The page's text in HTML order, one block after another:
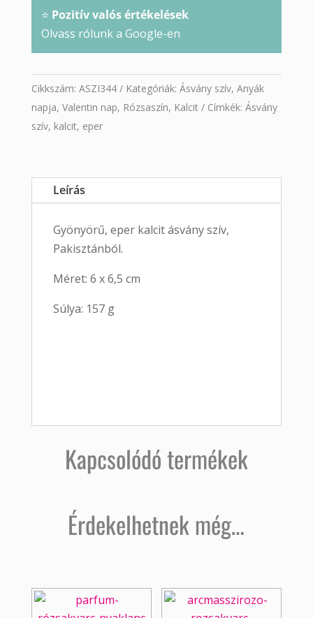
⭐ Pozitív valós értékelések
Olvass rólunk a Google-en
Cikkszám: ASZI344 Kategóriák: Ásvány szív, Anyák
napja, Valentin nap, Rózsaszín, Kalcit Címkék: Ásvány
szív, kalcit, eper
Leírás
Gyönyörű, eper kalcit ásvány szív,
Pakisztánból.
Méret: 6 x 6,5 cm
Súlya: 157 g
Kapcsolódó termékek
Érdekelhetnek még…